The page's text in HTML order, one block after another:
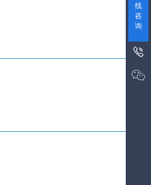
线
咨
询

